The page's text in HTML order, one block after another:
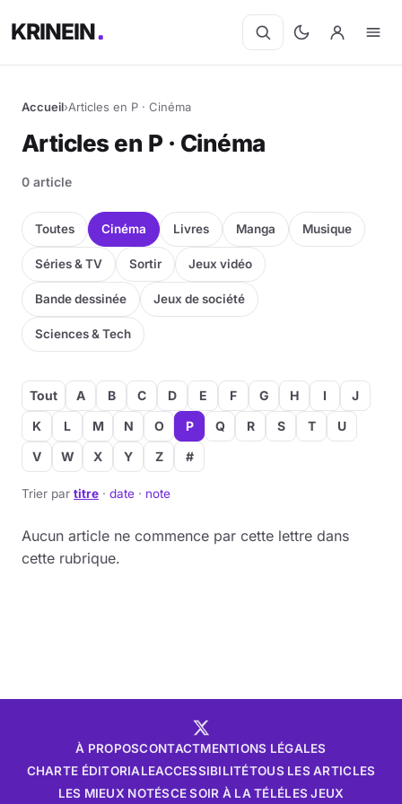
KRINEIN
Accueil›Articles en P · Cinéma
Articles en P · Cinéma
0 article
Toutes Cinéma Livres Manga Musique
Séries & TV Sortir Jeux vidéo
Bande dessinée Jeux de société
Sciences & Tech
Tout A B C D E F G H I
J
K
L M N O P Q R S T
U
V
W X Y Z #
Trier par titre · date · note
Aucun article ne commence par cette lettre dans
cette rubrique.
À PROPOSCONTACTMENTIONS LÉGALES
CHARTE ÉDITORIALEACCESSIBILITÉTOUS LES ARTICLES
LES MIEUX NOTÉSCE SOIR À LA TÉLÉLES JEUX